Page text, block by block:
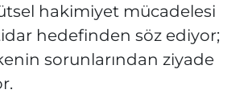
hakimiyet mücadelesi
hedefinden söz ediyor;
sorunlarından ziyade